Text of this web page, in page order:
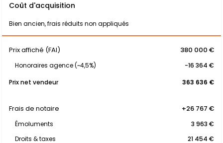
Coût d'acquisition
Bien ancien, frais réduits non appliqués
Prix affiché (FAI) 380 000 €
Honoraires agence (~4,5%)
-16 364 €
Prix net vendeur
363 636 €
Frais de notaire +26 767 €
Émoluments
3 963 €
Droits & taxes
21 454 €